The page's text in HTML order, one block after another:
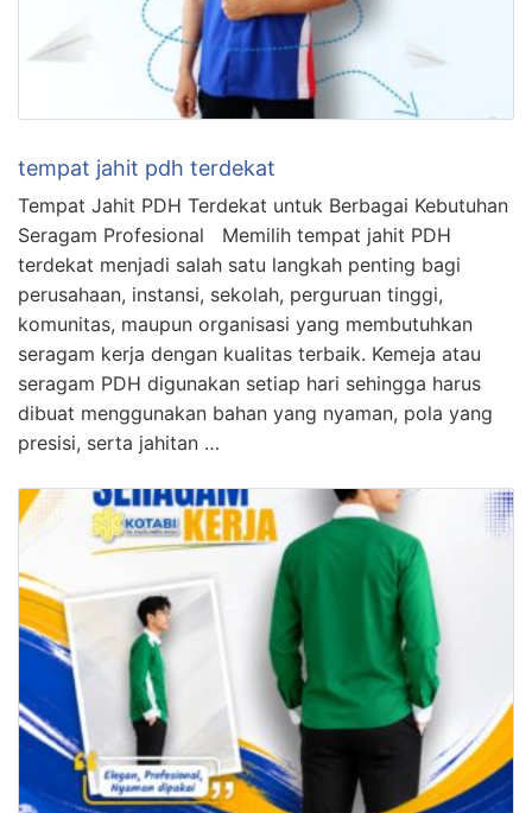
tempat jahit pdh terdekat
Tempat Jahit PDH Terdekat untuk Berbagai Kebutuhan
Seragam Profesional Memilih tempat jahit PDH
terdekat menjadi salah satu langkah penting bagi
perusahaan, instansi, sekolah, perguruan tinggi,
komunitas, maupun organisasi yang membutuhkan
seragam kerja dengan kualitas terbaik. Kemeja atau
seragam PDH digunakan setiap hari sehingga harus
dibuat menggunakan bahan yang nyaman, pola yang
presisi, serta jahitan …